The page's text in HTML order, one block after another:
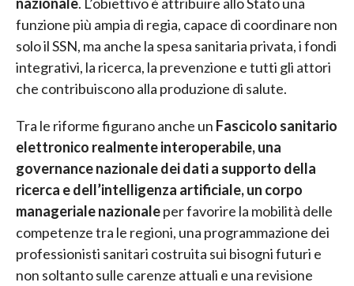
funzione più ampia di regia, capace di coordinare non
solo il SSN, ma anche la spesa sanitaria privata, i fondi
integrativi, la ricerca, la prevenzione e tutti gli attori
che contribuiscono alla produzione di salute.
Tra le riforme figurano anche un Fascicolo sanitario
elettronico realmente interoperabile, una
governance nazionale dei dati a supporto della
ricerca e dell’intelligenza artificiale, un corpo
manageriale nazionaleper favorire la mobilità delle
competenze tra le regioni, una programmazione dei
professionisti sanitari costruita sui bisogni futuri e
non soltanto sulle carenze attuali e una revisione